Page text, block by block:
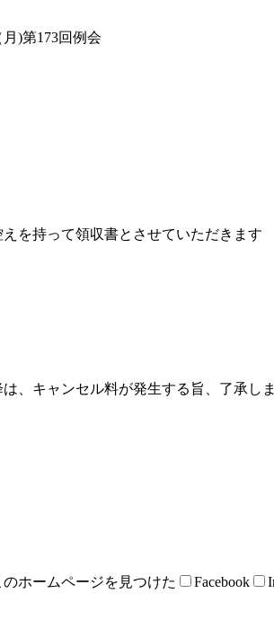
月)第173回例会
えを持って領収書とさせていただきます
は、キャンセル料が発生する旨、了承し
ホームページを見つけた Facebook